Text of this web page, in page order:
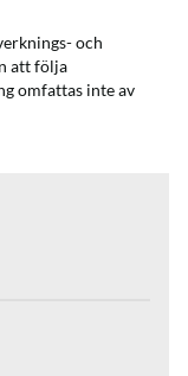
och
att följa
omfattas inte av